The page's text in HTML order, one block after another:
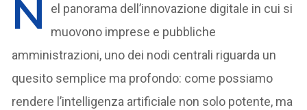
N
el panorama dell’innovazione digitale in cui si
muovono imprese e pubbliche
amministrazioni, uno dei nodi centrali riguarda un
quesito semplice ma profondo: come possiamo
rendere l’intelligenza artificiale non solo potente, ma